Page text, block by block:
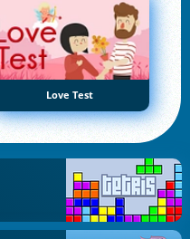
Love Test